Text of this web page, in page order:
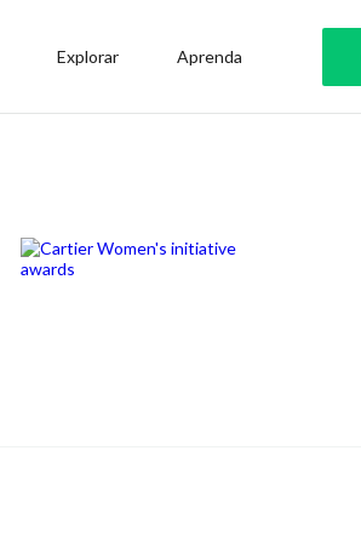
Explorar Aprenda